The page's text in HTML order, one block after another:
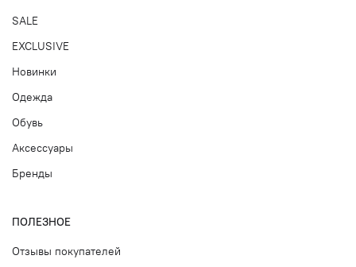
SALE
EXCLUSIVE
Новинки
Одежда
Обувь
Аксессуары
Бренды
ПОЛЕЗНОЕ
Отзывы покупателей